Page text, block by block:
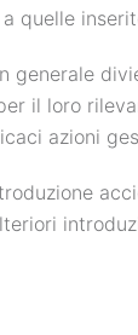
quelle
generale
il loro
azioni